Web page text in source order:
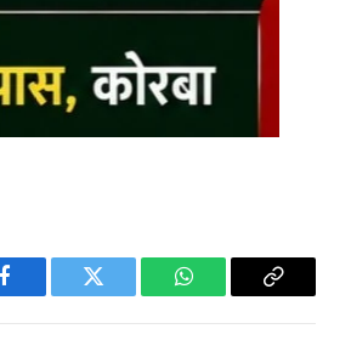
Facebook Twitter WhatsAppCopy